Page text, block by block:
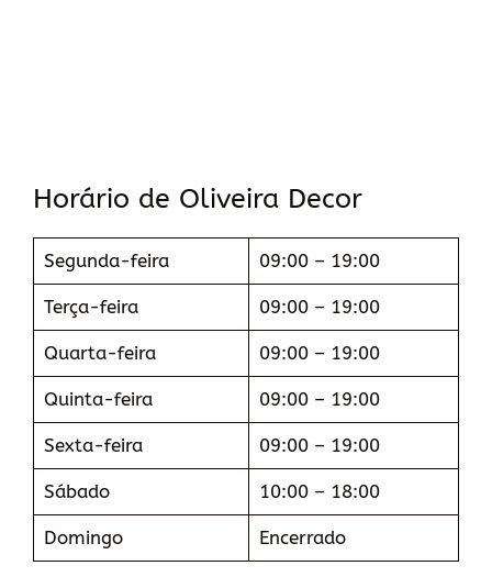
Horário de Oliveira Decor
Segunda-feira 09:00 – 19:00
Terça-feira 09:00 – 19:00
Quarta-feira 09:00 – 19:00
Quinta-feira 09:00 – 19:00
Sexta-feira 09:00 – 19:00
Sábado 10:00 – 18:00
Domingo Encerrado